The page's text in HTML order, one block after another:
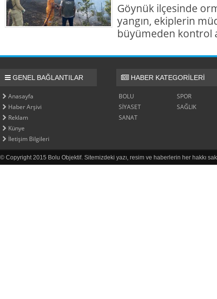
Göynük ilçesinde
yangın, ekiplerin
büyümeden kontrol
GENEL BAĞLANTILAR
Anasayfa
Haber Arşivi
Reklam
Künye
İletişim Bilgileri
HABER KATEGORİLERİ
BOLU
SPOR
SİYASET
SAĞLIK
SANAT
© Copyright 2015 Bolu Objektif. Sitemizdeki yazı, resim ve haberlerin her hakkı